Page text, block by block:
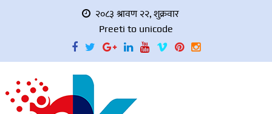
२०८३ श्रावण २२, शुक्रवार
Preeti to unicode